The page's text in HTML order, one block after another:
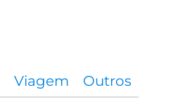
Viagem Outros